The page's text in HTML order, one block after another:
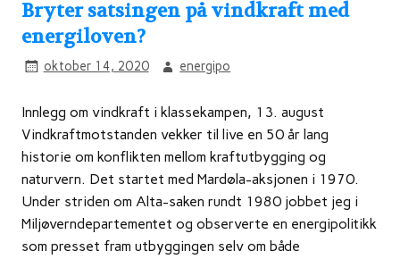
Bryter satsingen på vindkraft med
energiloven?
oktober 14, 2020 energipo
Innlegg om vindkraft i klassekampen, 13. august
Vindkraftmotstanden vekker til live en 50 år lang
historie om konflikten mellom kraftutbygging og
naturvern. Det startet med Mardøla-aksjonen i 1970.
Under striden om Alta-saken rundt 1980 jobbet jeg i
Miljøverndepartementet og observerte en energipolitikk
som presset fram utbyggingen selv om både